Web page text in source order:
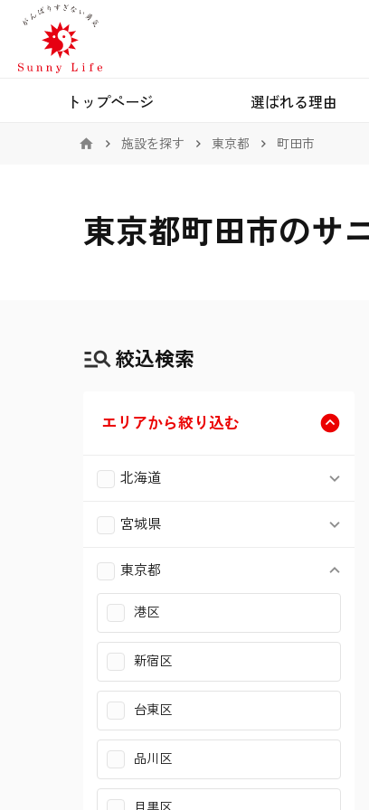
トップページ 選ばれる理由
施設を探す 東京都 町田市
東京都町田市のサ
絞込検索
エリアから絞り込む
北海道
札幌市北区
札幌市東区
札幌市白石区
札幌市豊平区
札幌市西区
宮城県
仙台市青葉区
仙台市宮城野区
仙台市太白区
仙台市泉区
東京都
港区
新宿区
台東区
品川区